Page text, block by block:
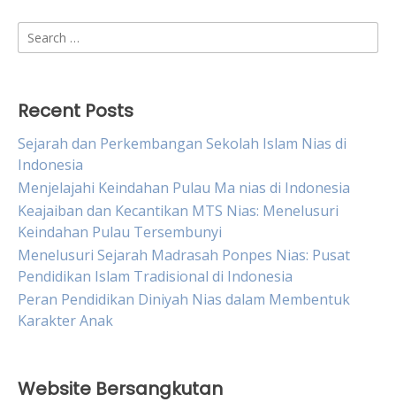
Search
for:
Recent Posts
Sejarah dan Perkembangan Sekolah Islam Nias di
Indonesia
Menjelajahi Keindahan Pulau Ma nias di Indonesia
Keajaiban dan Kecantikan MTS Nias: Menelusuri
Keindahan Pulau Tersembunyi
Menelusuri Sejarah Madrasah Ponpes Nias: Pusat
Pendidikan Islam Tradisional di Indonesia
Peran Pendidikan Diniyah Nias dalam Membentuk
Karakter Anak
Website Bersangkutan